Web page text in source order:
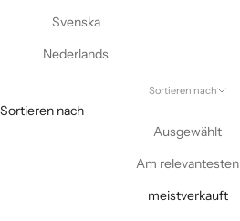
Svenska
Nederlands
Sortieren nach
Sortieren nach
Ausgewählt
Am relevantesten
meistverkauft